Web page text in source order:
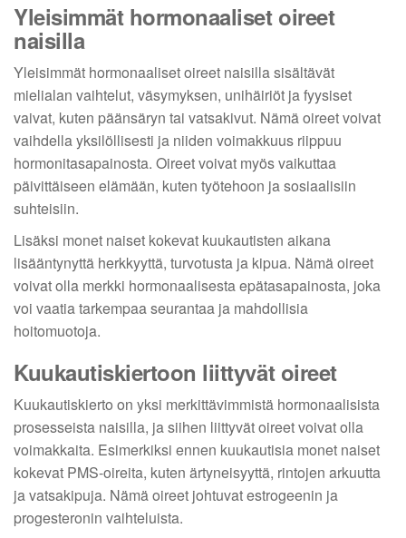
Yleisimmät hormonaaliset oireet
naisilla
Yleisimmät hormonaaliset oireet naisilla sisältävät
mielialan vaihtelut, väsymyksen, unihäiriöt ja fyysiset
vaivat, kuten päänsäryn tai vatsakivut. Nämä oireet voivat
vaihdella yksilöllisesti ja niiden voimakkuus riippuu
hormonitasapainosta. Oireet voivat myös vaikuttaa
päivittäiseen elämään, kuten työtehoon ja sosiaalisiin
suhteisiin.
Lisäksi monet naiset kokevat kuukautisten aikana
lisääntynyttä herkkyyttä, turvotusta ja kipua. Nämä oireet
voivat olla merkki hormonaalisesta epätasapainosta, joka
voi vaatia tarkempaa seurantaa ja mahdollisia
hoitomuotoja.
Kuukautiskiertoon liittyvät oireet
Kuukautiskierto on yksi merkittävimmistä hormonaalisista
prosesseista naisilla, ja siihen liittyvät oireet voivat olla
voimakkaita. Esimerkiksi ennen kuukautisia monet naiset
kokevat PMS-oireita, kuten ärtyneisyyttä, rintojen arkuutta
ja vatsakipuja. Nämä oireet johtuvat estrogeenin ja
progesteronin vaihteluista.